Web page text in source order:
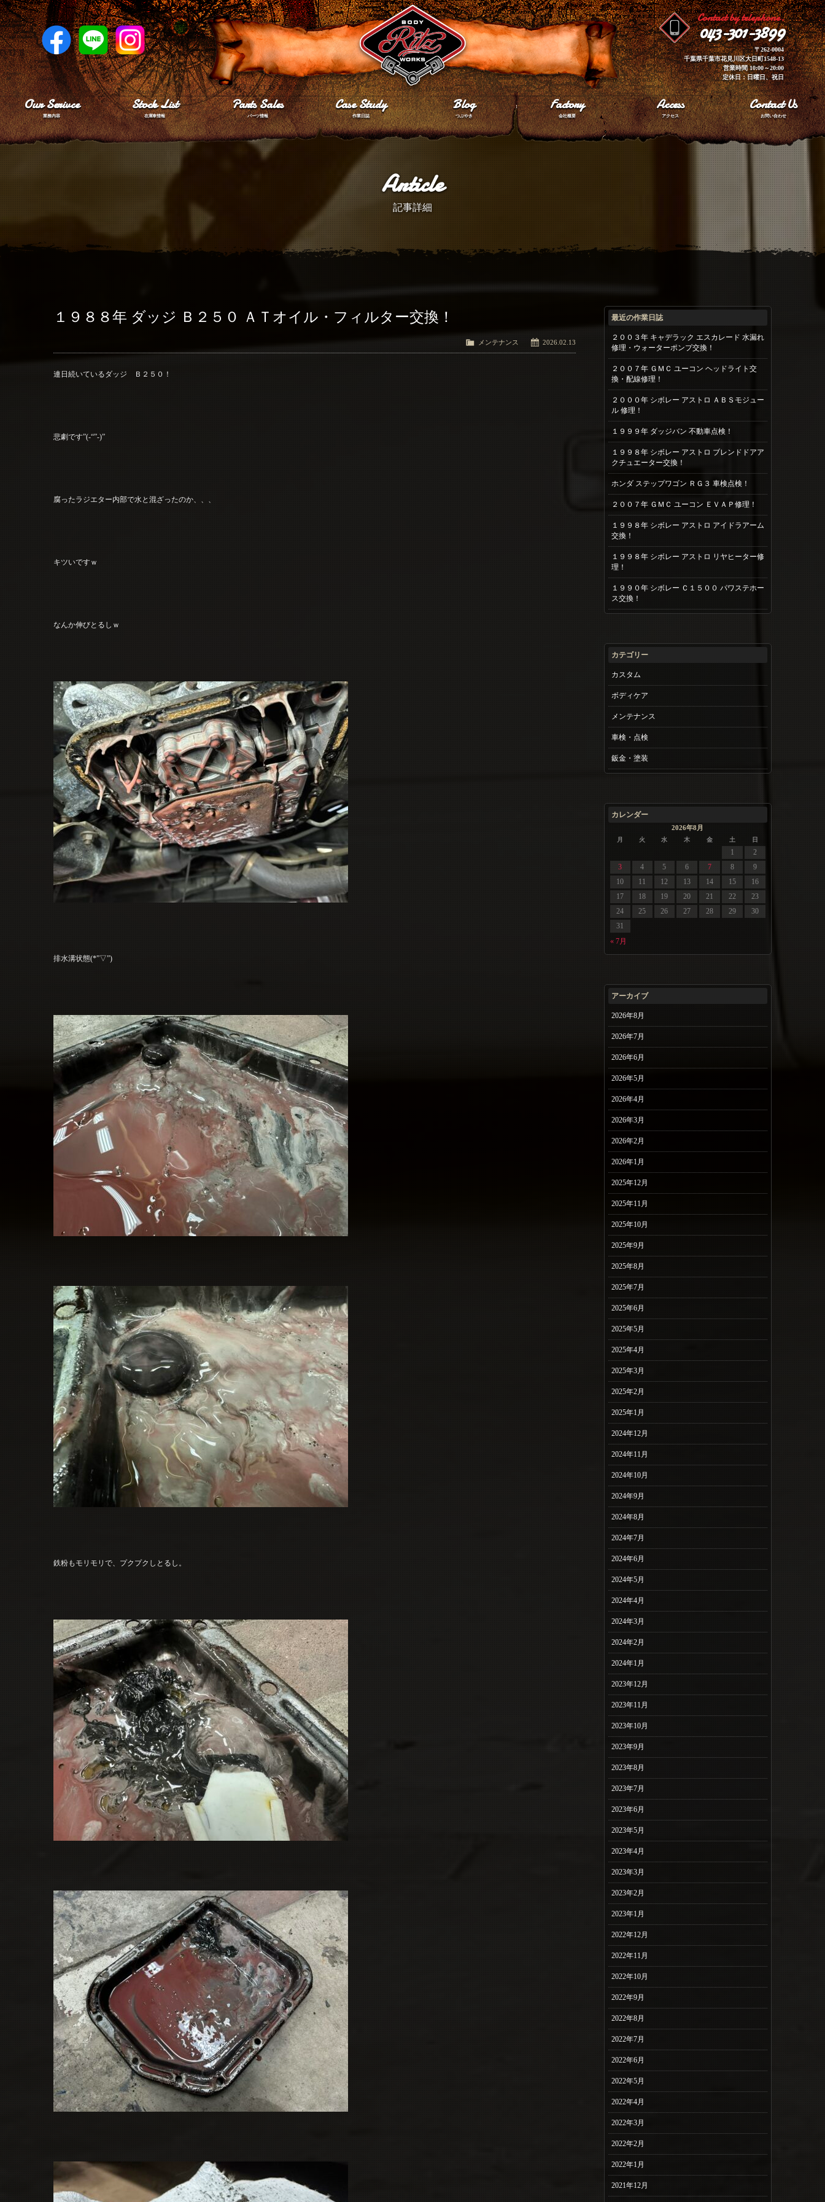
Contact by telephone.
043-301-3899
〒262-0004
千葉県千葉市花見川区大日町1548-13
営業時間 10:00～20:00
定休日：日曜日、祝日
Our Serivce
業務内容
Stock List
在庫車情報
Parts Sales
パーツ情報
Case Study
作業日誌
Blog
つぶやき
Factory
会社概要
Access
アクセス
Contact Us
お問い合わせ
Article
記事詳細
１９８８年 ダッジ Ｂ２５０ ＡＴオイル・フィルター交換！
2026.02.13
メンテナンス
連日続いているダッジ Ｂ２５０！
悲劇です”(-“”-)”
腐ったラジエター内部で水と混ざったのか、、、
キツいですｗ
なんか伸びとるしｗ
排水溝状態(*”▽”)
鉄粉もモリモリで、プクプクしとるし。
最近の作業日誌
２００３年 キャデラック エスカレード 水漏れ
修理・ウォーターポンプ交換！
２００７年 ＧＭＣ ユーコン ヘッドライト交
換・配線修理！
２０００年 シボレー アストロ ＡＢＳモジュー
ル 修理！
１９９９年 ダッジバン 不動車点検！
１９９８年 シボレー アストロ ブレンドドアア
クチュエーター交換！
ホンダ ステップワゴン ＲＧ３ 車検点検！
２００７年 ＧＭＣ ユーコン ＥＶＡＰ修理！
１９９８年 シボレー アストロ アイドラアーム
交換！
１９９８年 シボレー アストロ リヤヒーター修
理！
１９９０年 シボレー Ｃ１５００ パワステホー
ス交換！
カテゴリー
カスタム
ボディケア
メンテナンス
車検・点検
鈑金・塗装
カレンダー
2026年8月
月 火 水 木 金 土 日
« 7月
1
2
3
4 5 6 7 8
9
10
11 12 13 14 15
16
17
18 19 20 21 22
23
24
25 26 27 28 29
30
31
アーカイブ
2026年8月
2026年7月
2026年6月
2026年5月
2026年4月
2026年3月
2026年2月
2026年1月
2025年12月
2025年11月
2025年10月
2025年9月
2025年8月
2025年7月
2025年6月
2025年5月
2025年4月
2025年3月
2025年2月
2025年1月
2024年12月
2024年11月
2024年10月
2024年9月
2024年8月
2024年7月
2024年6月
2024年5月
2024年4月
2024年3月
2024年2月
2024年1月
2023年12月
2023年11月
2023年10月
2023年9月
2023年8月
2023年7月
2023年6月
2023年5月
2023年4月
2023年3月
2023年2月
2023年1月
2022年12月
2022年11月
2022年10月
2022年9月
2022年8月
2022年7月
2022年6月
2022年5月
2022年4月
2022年3月
2022年2月
2022年1月
2021年12月